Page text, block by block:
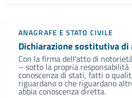
ANAGRAFE E STATO CIVILE
Dichiarazione sostitutiva
Con la firma dell'atto di
– sotto la propria responsabilità
conoscenza di stati, fatti o
riguardano o che riguardano
abbia conoscenza diretta.